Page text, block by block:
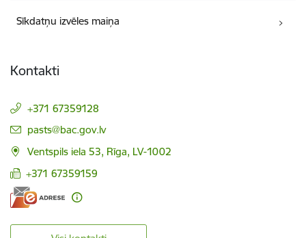
Sīkdatņu izvēles maiņa
Kontakti
+371 67359128
E-pasts:
pasts@bac.gov.lv
Ventspils iela 53, Rīga, LV-1002
+371 67359159